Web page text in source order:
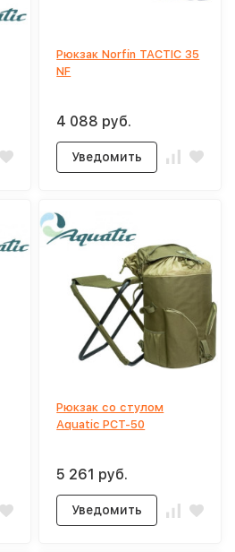
Рюкзак Norfin TACTIC 35
NF
4 088 руб.
Уведомить
Рюкзак со стулом
Aquatic РСТ-50
5 261 руб.
Уведомить